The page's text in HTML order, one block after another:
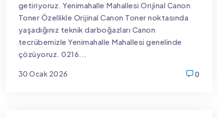
getiriyoruz. Yenimahalle Mahallesi Orijinal Canon
Toner Özellikle Orijinal Canon Toner noktasında
yaşadığınız teknik darboğazları Canon
tecrübemizle Yenimahalle Mahallesi genelinde
çözüyoruz. 0216...
30 Ocak 2026
0